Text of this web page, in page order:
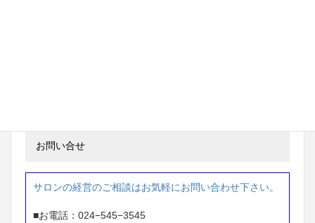
お問い合せ
サロンの経営のご相談はお気軽にお問い合わせ下さい。
■お電話：024−545−3545